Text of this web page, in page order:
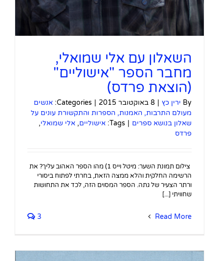
השאלון עם אלי שמואלי,
מחבר הספר "אישוליים"
(הוצאת פרדס)
By ירין כץ | 8 באוקטובר 2015 |
Categories: אנשים
מעולם התרבות, האמנות, הספרות והתקשורת עונים על
שאלון בנושא ספרים |
Tags: אישוליים, אלי שמואלי,
פרדס
צילום תמונת השער: מיטל וייס 1) מהו הספר האהוב עליך? את
הרשימה החלקית והלא ממצה הזאת, בחרתי לפתוח ביסורי
ורתר הצעיר של גתה. הספר המסוים הזה, לכד את התחושות
שחוויתי [...]
Read More
3